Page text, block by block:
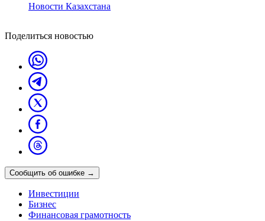
Новости Казахстана
Поделиться новостью
Сообщить об ошибке →
Инвестиции
Бизнес
Финансовая грамотность